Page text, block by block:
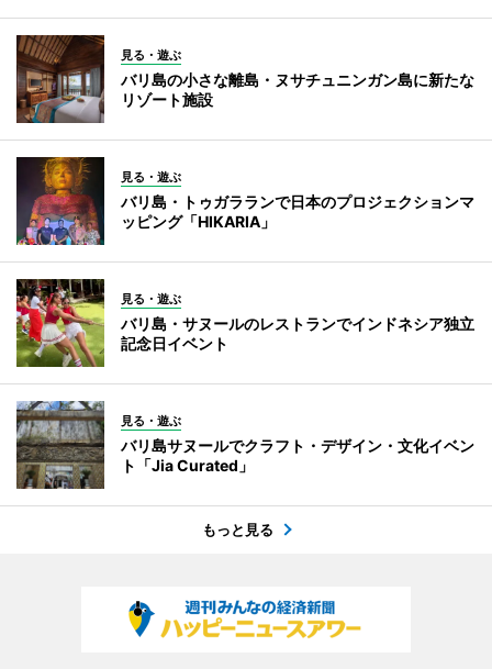
見る・遊ぶ
バリ島の小さな離島・ヌサチュニンガン島に新たな
リゾート施設
見る・遊ぶ
バリ島・トゥガラランで日本のプロジェクションマ
ッピング「HIKARIA」
見る・遊ぶ
バリ島・サヌールのレストランでインドネシア独立
記念日イベント
見る・遊ぶ
バリ島サヌールでクラフト・デザイン・文化イベン
ト「Jia Curated」
もっと見る